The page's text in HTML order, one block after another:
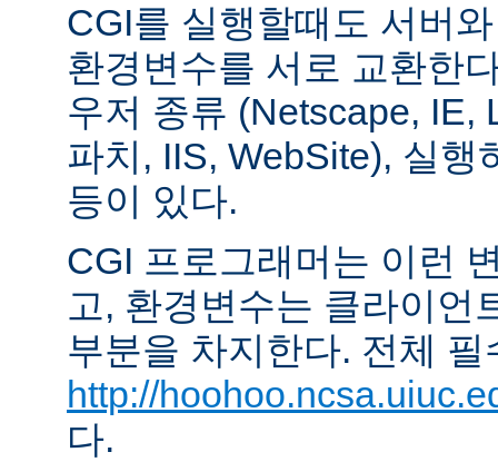
CGI를 실행할때도 서버
환경변수를 서로 교환한
우저 종류 (Netscape, IE,
파치, IIS, WebSite), 실행
등이 있다.
CGI 프로그래머는 이런
고, 환경변수는 클라이언
부분을 차지한다. 전체
http://
다.